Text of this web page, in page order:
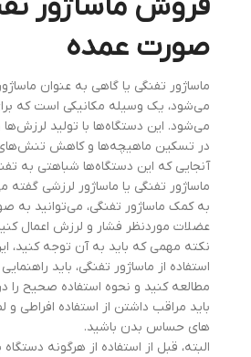
صورت عمده
ماساژور تفنگی یا گاهی به عنوان ماساژور
می‌شود، یک وسیله مکانیکی است که برای
می‌شود. این دستگاه‌ها با تولید لرزش‌ها و
در تسکین ماهیچه‌ها و کاهش تنش‌های
آنجایی که این دستگاه‌ها شباهتی به تفنگ
ماساژور تفنگی یا ماساژور لرزشی گفته
به کمک ماساژور تفنگی، می‌توانید به
عضلات موردنظر فشار و لرزش اعمال کنید.
نکته مهمی که باید به آن توجه کنید، این
استفاده از ماساژور تفنگی، باید راهنمایی
مطالعه کنید و نحوه استفاده صحیح را درک
باید مراقب داشتن از استفاده افراطی و
های حساس بدن باشید.
البته، قبل از استفاده از هرگونه دستگاه یا